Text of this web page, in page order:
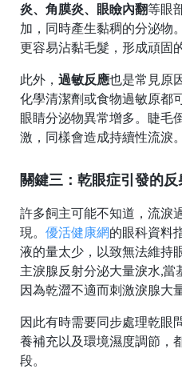
炎、角膜炎、眼瞼內翻等眼
加，同時產生黏稠的分泌物
更容易沾黏毛髮，形成頑固
此外， 過敏反應也是常見原
化學清潔劑或食物過敏原都
眼睛分泌物異常增多。睫毛
激，同樣會造成持續性流淚。
關鍵三：乾眼症引發的
許多飼主可能不知道，流淚
現。 優活健康網的眼科資料
液的量太少，以致無法維持
主淚腺反射分泌大量淚水,
因為乾澀不適而刺激淚腺大
因此有時需要同步處理乾眼
養補充以及環境濕度調節，
段。